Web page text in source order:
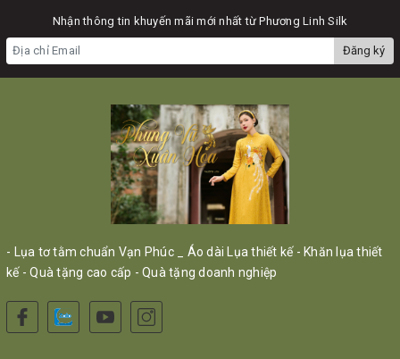
Nhận thông tin khuyến mãi mới nhất từ Phương Linh Silk
Đăng ký
- Lụa tơ tằm chuẩn Vạn Phúc _ Áo dài Lụa thiết kế - Khăn lụa thiết
kế - Quà tặng cao cấp - Quà tặng doanh nghiệp